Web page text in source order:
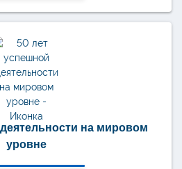
на мировом
уровне